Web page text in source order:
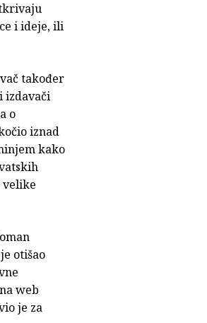
i ideje, ili
također
izdavači
o
iznad
kako
velike
otišao
web
je za